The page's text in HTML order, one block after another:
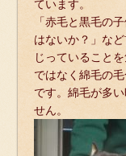
ています。
「赤毛と黒毛の
はないか？」な
じっていること
ではなく綿毛の
です。綿毛が多
せん。